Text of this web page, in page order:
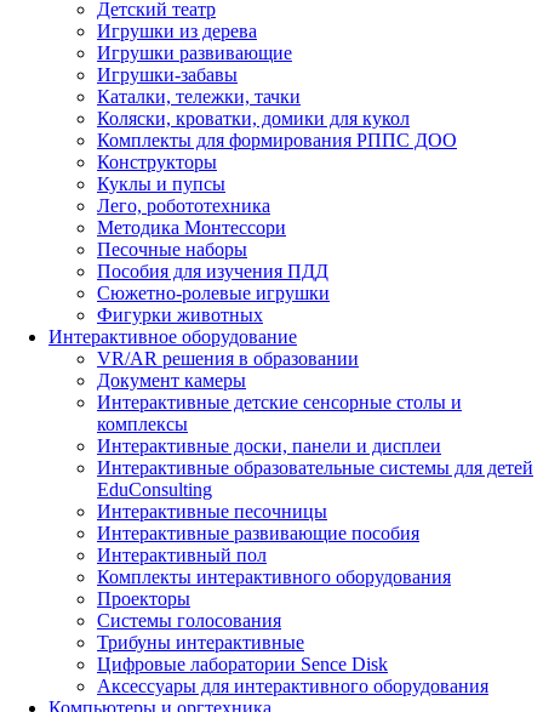
Детский театр
Игрушки из дерева
Игрушки развивающие
Игрушки-забавы
Каталки, тележки, тачки
Коляски, кроватки, домики для кукол
Комплекты для формирования РППС ДОО
Конструкторы
Куклы и пупсы
Лего, робототехника
Методика Монтессори
Песочные наборы
Пособия для изучения ПДД
Сюжетно-ролевые игрушки
Фигурки животных
Интерактивное оборудование
VR/AR решения в образовании
Документ камеры
Интерактивные детские сенсорные столы и
комплексы
Интерактивные доски, панели и дисплеи
Интерактивные образовательные системы для детей
EduConsulting
Интерактивные песочницы
Интерактивные развивающие пособия
Интерактивный пол
Комплекты интерактивного оборудования
Проекторы
Системы голосования
Трибуны интерактивные
Цифровые лаборатории Sence Disk
Аксессуары для интерактивного оборудования
Компьютеры и оргтехника